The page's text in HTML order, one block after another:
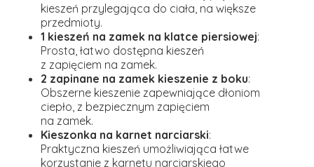
kieszeń przylegająca do ciała, na większe
przedmioty.
1 kieszeń na zamek na klatce piersiowej:
Prosta, łatwo dostępna kieszeń
z zapięciem na zamek.
2 zapinane na zamek kieszenie z boku:
Obszerne kieszenie zapewniające dłoniom
ciepło, z bezpiecznym zapięciem
na zamek.
Kieszonka na karnet narciarski:
Praktyczna kieszeń umożliwiająca łatwe
korzystanie z karnetu narciarskiego